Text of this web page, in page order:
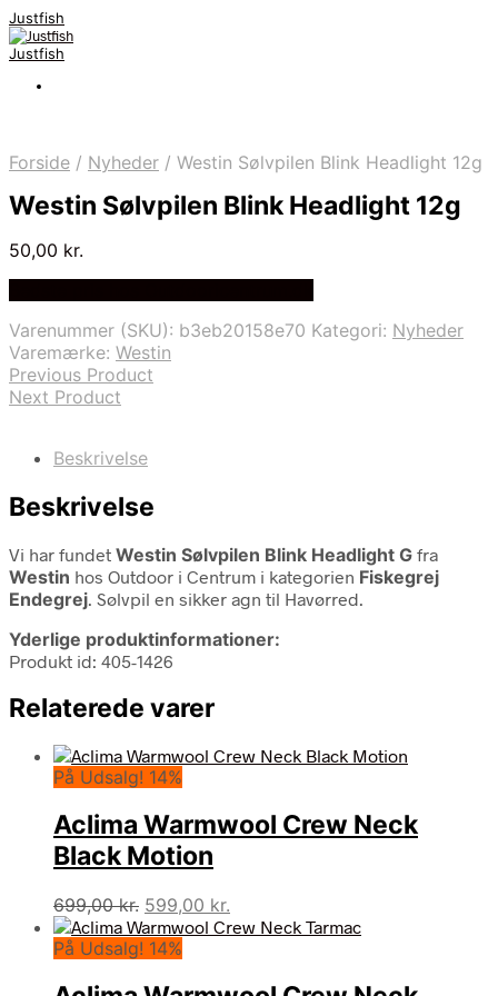
Justfish
Justfish
Forside / Nyheder / Westin Sølvpilen Blink Headlight 12g
Westin Sølvpilen Blink Headlight 12g
50,00 kr.
Varenummer (SKU): b3eb20158e70 Kategori: Nyheder
Varemærke: Westin
Previous Product
Next Product
Beskrivelse
Beskrivelse
Vi har fundet Westin Sølvpilen Blink Headlight G fra
Westin hos Outdoor i Centrum i kategorien Fiskegrej
Endegrej. Sølvpil en sikker agn til Havørred.
Yderlige produktinformationer:
Produkt id: 405-1426
Relaterede varer
På Udsalg! 14%
Aclima Warmwool Crew Neck
Black Motion
699,00kr. Den
oprindelige
pris
599,00 kr.
aktuelle
På Udsalg! 14%